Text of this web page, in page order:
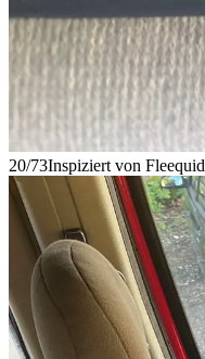
20/73Inspiziert von Fleequid